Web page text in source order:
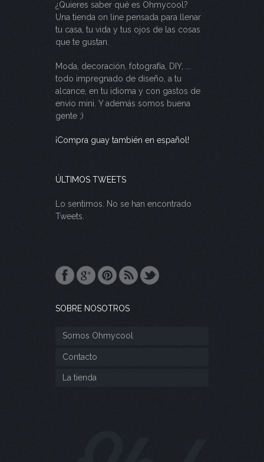
¿Quieres saber qué es Ohmycool?
Una tienda on line pensada para llenar
tu casa, tu vida y tus ojos de las cosas
que te gustan.
Moda, decoración, fotografía, DIY, ...
todo impregnado de diseño, a tu
alcance, en tu idioma y con gastos de
envío mini. Y además somos buena
gente ;)
¡Compra guay también en español!
ÚLTIMOS TWEETS
Lo sentimos. No se han encontrado
Tweets.
SOBRE NOSOTROS
Somos Ohmycool
Contacto
La tienda